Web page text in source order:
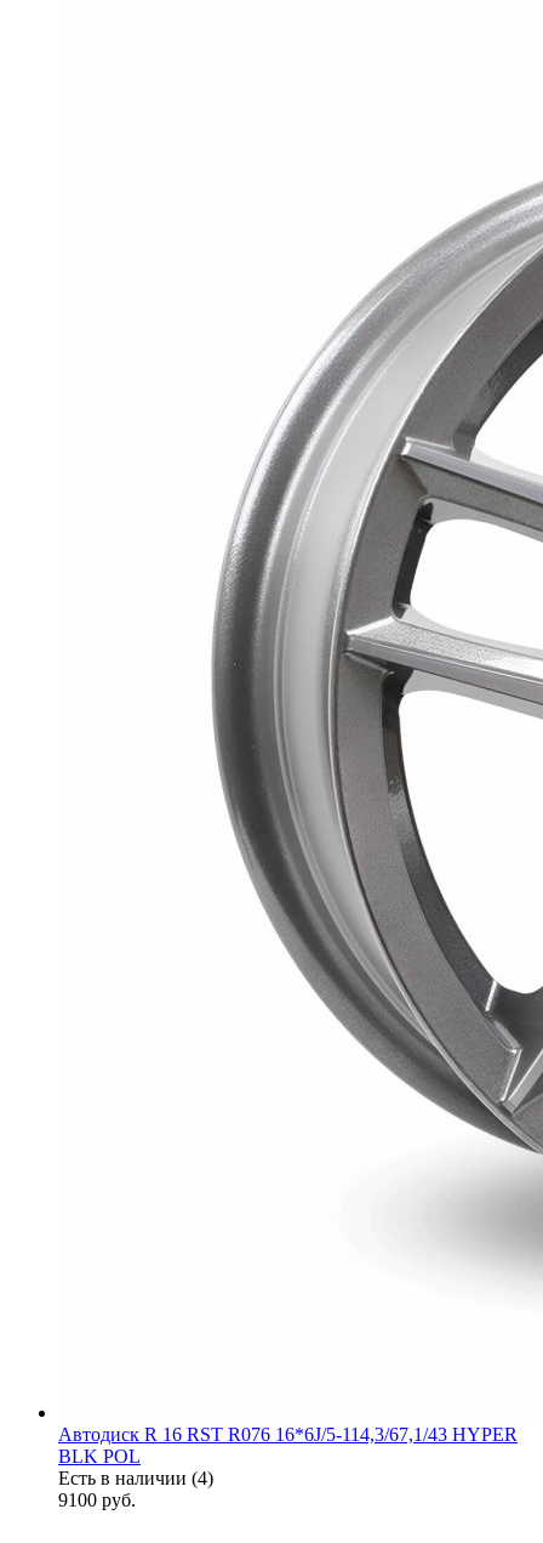
Автодиск R 16 RST R076 16*6J/5-114,3/67,1/43 HYPER
BLK POL
Есть в наличии (4)
9100 руб.